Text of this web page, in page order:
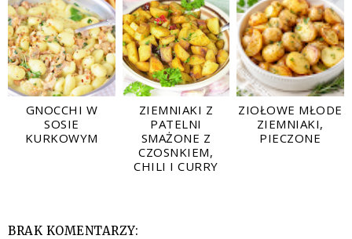
GNOCCHI W
SOSIE
KURKOWYM
ZIEMNIAKI Z
PATELNI
SMAŻONE Z
CZOSNKIEM,
CHILI I CURRY
ZIOŁOWE MŁODE
ZIEMNIAKI,
PIECZONE
BRAK KOMENTARZY: